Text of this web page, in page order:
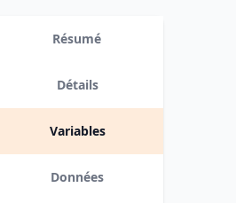
- 2022
Version 6 : ajout des variables du
module complémentaire et révision
des pondérations. date : 2025-08-29
Résumé
Détails
Variables
Données